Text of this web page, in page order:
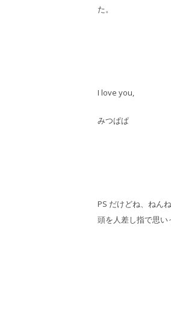
た。
I love you,
みつぱぱ
PS だけどね、ねん
頭を人差し指で思